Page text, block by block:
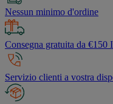
Nessun minimo d'ordine
Consegna gratuita da €150
Servizio clienti a vostra